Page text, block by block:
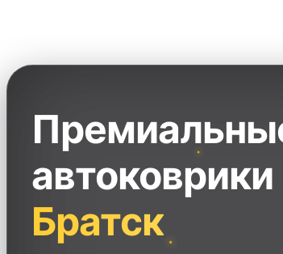
Перейти
к
содержимому
автоковрики
Братск